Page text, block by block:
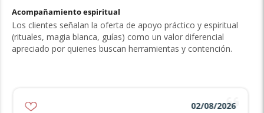
Acompañamiento espiritual
Los clientes señalan la oferta de apoyo práctico y espiritual
(rituales, magia blanca, guías) como un valor diferencial
apreciado por quienes buscan herramientas y contención.
02/08/2026